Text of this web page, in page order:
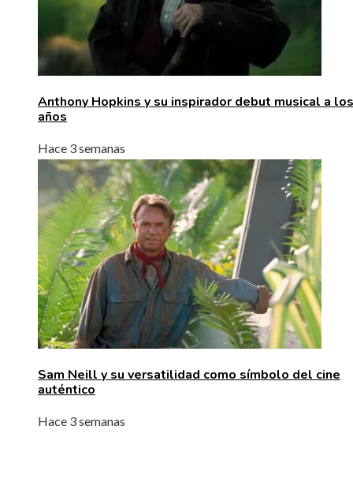
Anthony Hopkins y su inspirador debut musical a
años
Hace 3 semanas
Sam Neill y su versatilidad como símbolo del cine
auténtico
Hace 3 semanas